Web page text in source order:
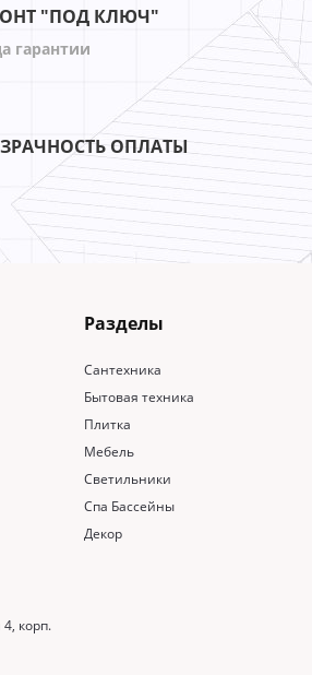
"ПОД КЛЮЧ"
гарантии
ОПЛАТЫ
Разделы
Сантехника
Бытовая техника
Плитка
Мебель
Светильники
Спа Бассейны
Декор
корп.